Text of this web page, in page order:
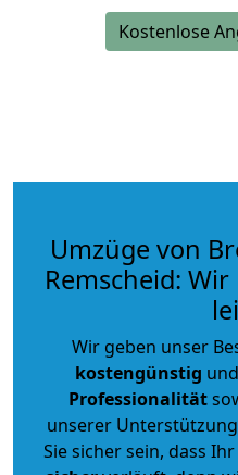
Kostenlose
Umzüge von
Remscheid:
Wir geben unser
kostengünstig
Professionalität
unserer
Sie sicher sein, dass